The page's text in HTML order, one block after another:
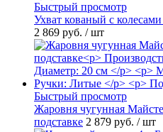
Быстрый просмотр
Ухват кованый с
2 869 руб. / шт
Быстрый просмотр
Жаровня чугунная
подставке 2 879 руб. / шт